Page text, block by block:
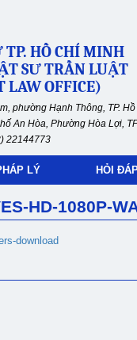
HỒ CHÍ MINH
SƯ TRẦN LUẬT
LAW OFFICE)
phường Hạnh Thông, TP.
An Hòa, Phường Hòa Lợi,
22144773
LÝ HỎI
HD-1080P-
download